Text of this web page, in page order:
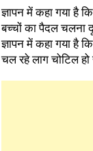
ज्ञापन में कहा गया है
बच्चों का पैदल चलना
ज्ञापन में कहा गया है
चल रहे लाग चोटिल हो